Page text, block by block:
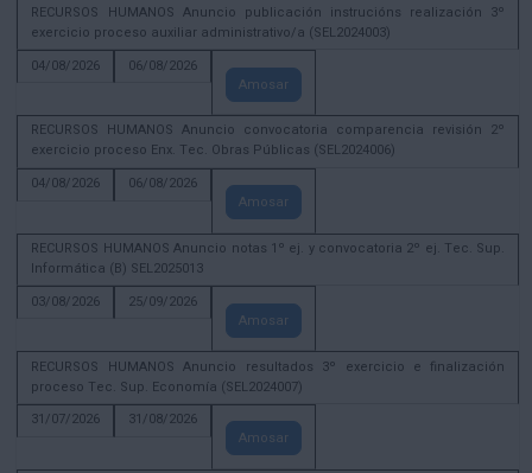
RECURSOS HUMANOS Anuncio publicación instrucións realización 3º
exercicio proceso auxiliar administrativo/a (SEL2024003)
04/08/2026
06/08/2026
Amosar
RECURSOS HUMANOS Anuncio convocatoria comparencia revisión 2º
exercicio proceso Enx. Tec. Obras Públicas (SEL2024006)
04/08/2026
06/08/2026
Amosar
RECURSOS HUMANOS Anuncio notas 1º ej. y convocatoria 2º ej. Tec. Sup.
Informática (B) SEL2025013
03/08/2026
25/09/2026
Amosar
RECURSOS HUMANOS Anuncio resultados 3º exercicio e finalización
proceso Tec. Sup. Economía (SEL2024007)
31/07/2026
31/08/2026
Amosar